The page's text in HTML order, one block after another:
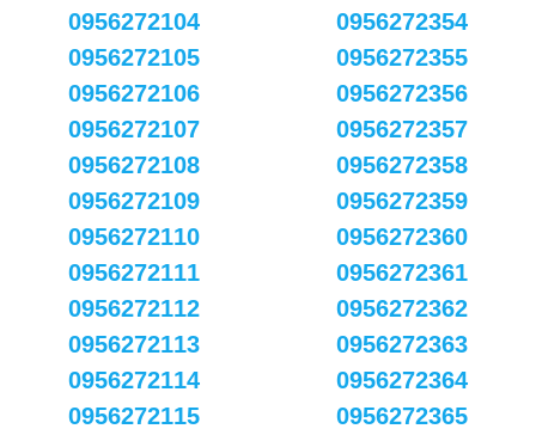
0956272104
0956272105
0956272106
0956272107
0956272108
0956272109
0956272110
0956272111
0956272112
0956272113
0956272114
0956272115
0956272354
0956272355
0956272356
0956272357
0956272358
0956272359
0956272360
0956272361
0956272362
0956272363
0956272364
0956272365